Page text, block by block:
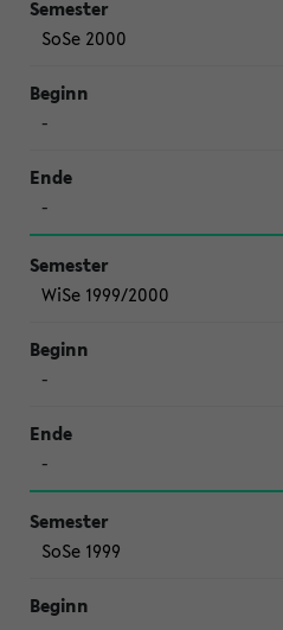
SoSe 2000
-
-
WiSe 1999/2000
-
-
SoSe 1999